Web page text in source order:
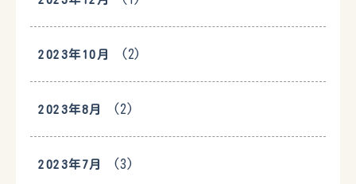
2023年10月 (2)
2023年8月 (2)
2023年7月 (3)